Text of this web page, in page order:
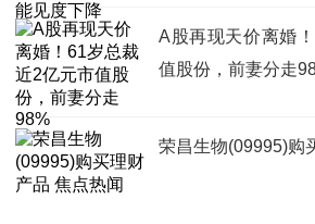
A股再现天价离婚
值股份，前妻分走
荣昌生物(09995)购